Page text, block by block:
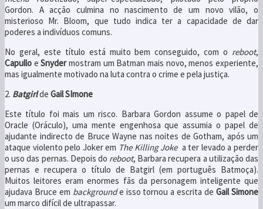
Gordon. A acção culmina no nascimento de um novo vilão, o
misterioso Mr. Bloom, que tudo indica ter a capacidade de dar
poderes a indivíduos comuns.
No geral, este título está muito bem conseguido, com o reboot,
Capullo eSnydermostram um Batman mais novo, menos experiente,
mas igualmente motivado na luta contra o crime e pela justiça.
2. Batgirlde Gail SImone
Este título foi mais um risco. Barbara Gordon assume o papel de
Oracle (Oráculo), uma mente engenhosa que assumia o papel de
ajudante indirecto de Bruce Wayne nas noites de Gotham, após um
ataque violento pelo Joker em The Killing Joke a ter levado a perder
o uso das pernas. Depois do reboot, Barbara recupera a utilização das
pernas e recupera o título de Batgirl (em português Batmoça).
Muitos leitores eram enormes fãs da personagem inteligente que
ajudava Bruce em backgrounde isso tornou a escrita deGail Simone
um marco difícil de ultrapassar.